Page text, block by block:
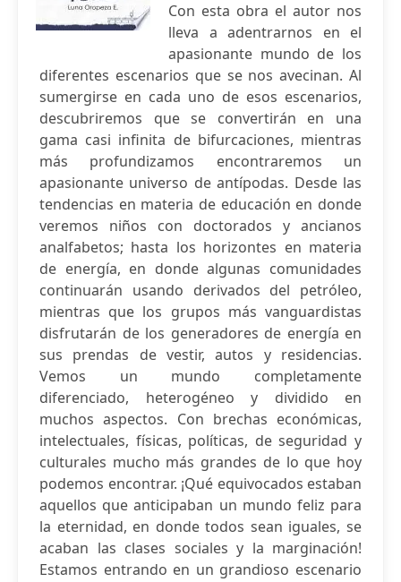
Con esta obra el autor nos
lleva a adentrarnos en el
apasionante mundo de los
diferentes escenarios que se nos avecinan. Al
sumergirse en cada uno de esos escenarios,
descubriremos que se convertirán en una
gama casi infinita de bifurcaciones, mientras
más profundizamos encontraremos un
apasionante universo de antípodas. Desde las
tendencias en materia de educación en donde
veremos niños con doctorados y ancianos
analfabetos; hasta los horizontes en materia
de energía, en donde algunas comunidades
continuarán usando derivados del petróleo,
mientras que los grupos más vanguardistas
disfrutarán de los generadores de energía en
sus prendas de vestir, autos y residencias.
Vemos un mundo completamente
diferenciado, heterogéneo y dividido en
muchos aspectos. Con brechas económicas,
intelectuales, físicas, políticas, de seguridad y
culturales mucho más grandes de lo que hoy
podemos encontrar. ¡Qué equivocados estaban
aquellos que anticipaban un mundo feliz para
la eternidad, en donde todos sean iguales, se
acaban las clases sociales y la marginación!
Estamos entrando en un grandioso escenario